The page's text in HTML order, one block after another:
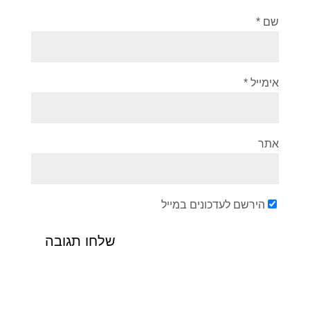
שם *
אימייל *
אתר
הירשם לעדכונים במייל